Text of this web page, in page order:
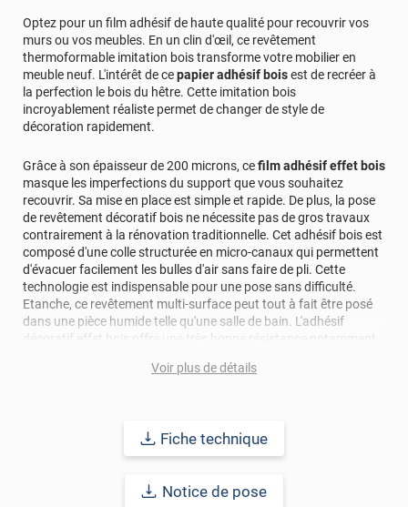
Optez pour un film adhésif de haute qualité pour recouvrir vos
murs ou vos meubles. En un clin d'œil, ce revêtement
thermoformable imitation bois transforme votre mobilier en
meuble neuf. L'intérêt de cepapier adhésif boisest de recréer à
la perfection le bois du hêtre. Cette imitation bois
incroyablement réaliste permet de changer de style de
décoration rapidement.
Grâce à son épaisseur de 200 microns, cefilm adhésif effet bois
masque les imperfections du support que vous souhaitez
recouvrir. Sa mise en place est simple et rapide. De plus, la pose
de revêtement décoratif bois ne nécessite pas de gros travaux
contrairement à la rénovation traditionnelle. Cet adhésif bois est
composé d'une colle structurée en micro-canaux qui permettent
d'évacuer facilement les bulles d'air sans faire de pli. Cette
technologie est indispensable pour une pose sans difficulté.
Etanche, ce revêtement multi-surface peut tout à fait être posé
dans une pièce humide telle qu'une salle de bain. L'adhésif
décoratif effet bois offre une très bonne résistance notamment
! Grâce à sa colle structurée en "nid d'abeilles", l'évacuation des
bulles d'air à l'aide d'une maroufle en feutrine se fait sans accro.
Voir plus de détails
Fiche technique
Notice de pose